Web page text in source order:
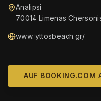
Analipsi
70014 Limenas
www.lyttosbeach.gr/
AUF BOOKING.COM